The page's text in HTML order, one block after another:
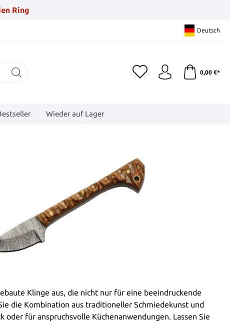
Ring
Deutsch
0,00 €*
Wieder auf Lager
Klinge aus, die nicht nur für eine beeindruckende
die Kombination aus traditioneller Schmiedekunst und
für anspruchsvolle Küchenanwendungen. Lassen Sie